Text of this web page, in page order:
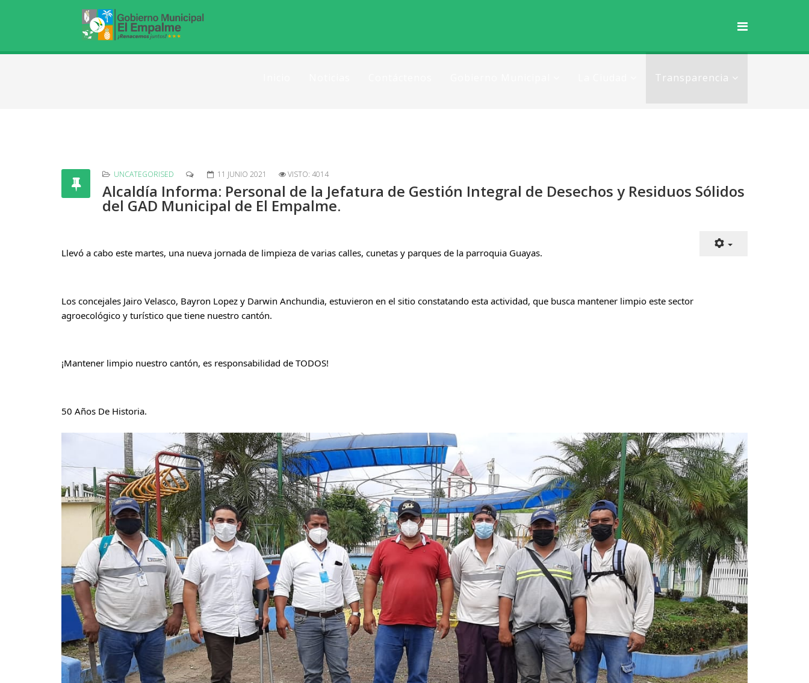
Transparencia
UNCATEGORISED 11 JUNIO 2021 VISTO: 4014
Alcaldía Informa: Personal de la Jefatura de Gestión Integral de Desechos y Residuos Sólidos
del GAD Municipal de El Empalme.
Llevó a cabo este martes, una nueva jornada de limpieza de varias calles, cunetas y parques de la parroquia Guayas.
Los concejales Jairo Velasco, Bayron Lopez y Darwin Anchundia, estuvieron en el sitio constatando esta actividad, que busca mantener limpio este sector
agroecológico y turístico que tiene nuestro cantón.
¡Mantener limpio nuestro cantón, es responsabilidad de TODOS!
50 Años De Historia.